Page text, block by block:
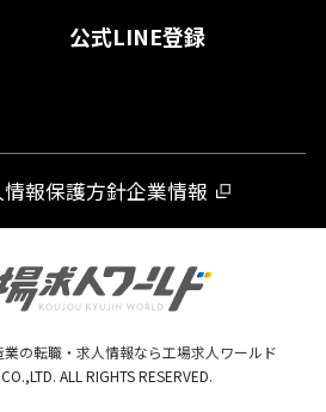
公式LINE登録
報保護方針企業情報
業の転職・求人情報なら工場求人ワールド
ALL RIGHTS RESERVED.